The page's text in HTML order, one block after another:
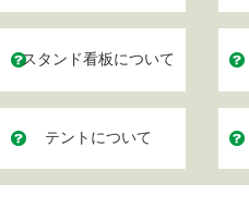
スタンド看板について
テントについて